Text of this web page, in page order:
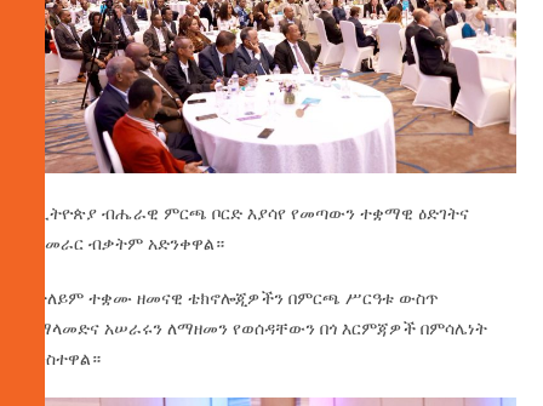
የኢትዮጵያ ብሔራዊ ምርጫ ቦርድ እያሳየ የመጣውን ተቋማዊ ዕድገትና
የአመራር ብቃትም አድንቀዋል።
በተለይም ተቋሙ ዘመናዊ ቴክኖሎጂዎችን በምርጫ ሥርዓቱ ውስጥ
በማላመድና አሠራሩን ለማዘመን የወሰዳቸውን በጎ እርምጃዎች በምሳሌነት
አንስተዋል።